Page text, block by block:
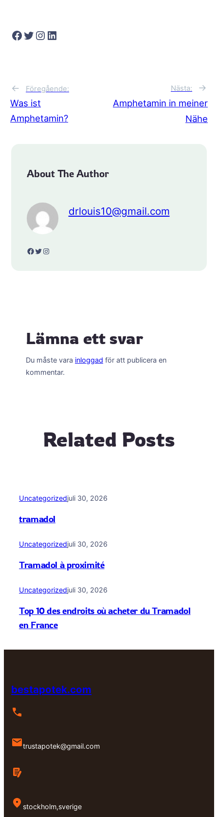
Facebook Twitter Instagram LinkedIn
← Föregående:
Was ist
Amphetamin?
Nästa:
Amphetamin in meiner
Nähe
→
About The Author
drlouis10@gmail.com
Facebook Twitter Instagram
Lämna ett svar
Du måste vara inloggad för att publicera en
kommentar.
Related Posts
Uncategorizedjuli 30, 2026
tramadol
Uncategorizedjuli 30, 2026
Tramadol à proximité
Uncategorizedjuli 30, 2026
Top 10 des endroits où acheter du Tramadol
en France
bestapotek.com
trustapotek@gmail.com
stockholm,sverige